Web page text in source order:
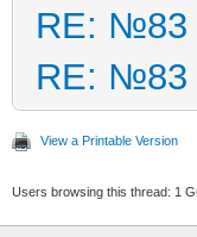
RE: №83
RE: №83
View a Printable Version
Users browsing this thread: 1